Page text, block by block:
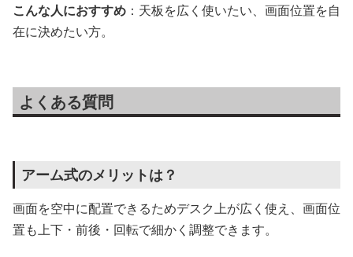
こんな人におすすめ ：天板を広く使いたい、画面位置を自
在に決めたい方。
よくある質問
アーム式のメリットは？
画面を空中に配置できるためデスク上が広く使え、画面位
置も上下・前後・回転で細かく調整できます。